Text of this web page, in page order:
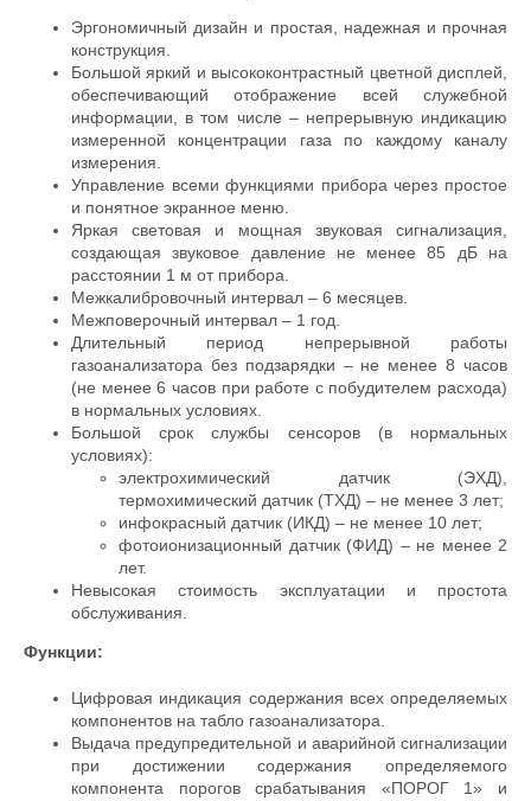
Эргономичный дизайн и простая, надежная и прочная
конструкция.
Большой яркий и высококонтрастный цветной дисплей,
обеспечивающий отображение всей служебной
информации, в том числе – непрерывную индикацию
измеренной концентрации газа по каждому каналу
измерения.
Управление всеми функциями прибора через простое
и понятное экранное меню.
Яркая световая и мощная звуковая сигнализация,
создающая звуковое давление не менее 85 дБ на
расстоянии 1 м от прибора.
Межкалибровочный интервал – 6 месяцев.
Межповерочный интервал – 1 год.
Длительный период непрерывной работы
газоанализатора без подзарядки – не менее 8 часов
(не менее 6 часов при работе с побудителем расхода)
в нормальных условиях.
Большой срок службы сенсоров (в нормальных
условиях):
электрохимический датчик (ЭХД),
термохимический датчик (ТХД) – не менее 3 лет;
инфокрасный датчик (ИКД) – не менее 10 лет;
фотоионизационный датчик (ФИД) – не менее 2
лет.
Невысокая стоимость эксплуатации и простота
обслуживания.
Функции:
Цифровая индикация содержания всех определяемых
компонентов на табло газоанализатора.
Выдача предупредительной и аварийной сигнализации
при достижении содержания определяемого
компонента порогов срабатывания «ПОРОГ 1» и